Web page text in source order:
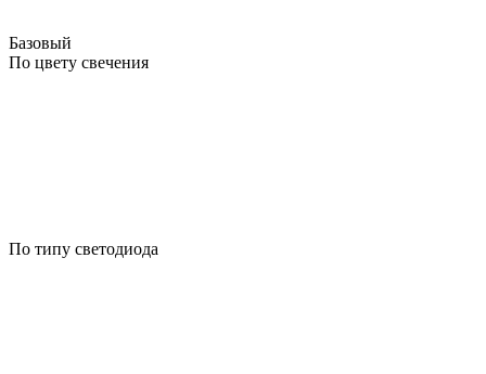
Базовый
По цвету свечения
По типу светодиода